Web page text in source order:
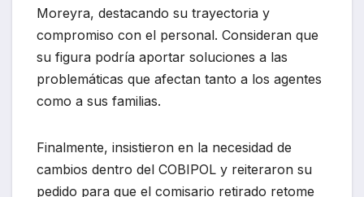
Moreyra, destacando su trayectoria y
compromiso con el personal. Consideran que
su figura podría aportar soluciones a las
problemáticas que afectan tanto a los agentes
como a sus familias.
Finalmente, insistieron en la necesidad de
cambios dentro del COBIPOL y reiteraron su
pedido para que el comisario retirado retome